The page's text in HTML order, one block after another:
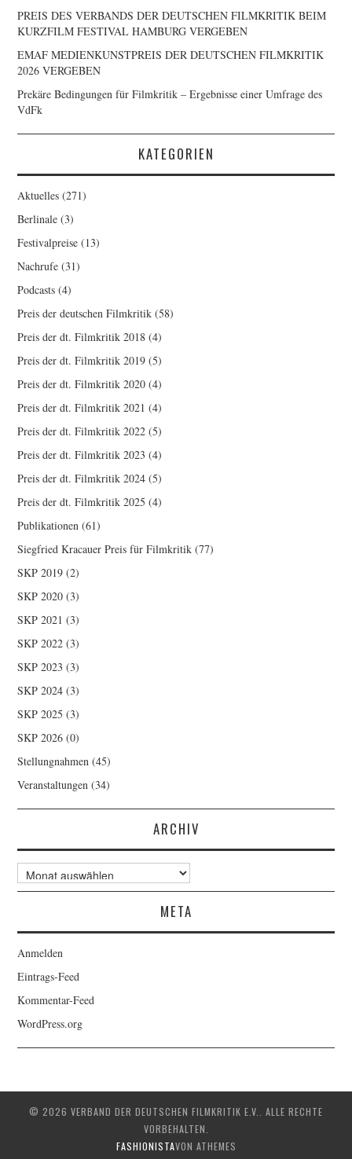
PREIS DES VERBANDS DER DEUTSCHEN FILMKRITIK BEIM
KURZFILM FESTIVAL HAMBURG VERGEBEN
EMAF MEDIENKUNSTPREIS DER DEUTSCHEN FILMKRITIK
2026 VERGEBEN
Prekäre Bedingungen für Filmkritik – Ergebnisse einer Umfrage des
VdFk
KATEGORIEN
Aktuelles (271)
Berlinale (3)
Festivalpreise (13)
Nachrufe (31)
Podcasts (4)
Preis der deutschen Filmkritik (58)
Preis der dt. Filmkritik 2018 (4)
Preis der dt. Filmkritik 2019 (5)
Preis der dt. Filmkritik 2020 (4)
Preis der dt. Filmkritik 2021 (4)
Preis der dt. Filmkritik 2022 (5)
Preis der dt. Filmkritik 2023 (4)
Preis der dt. Filmkritik 2024 (5)
Preis der dt. Filmkritik 2025 (4)
Publikationen (61)
Siegfried Kracauer Preis für Filmkritik (77)
SKP 2019 (2)
SKP 2020 (3)
SKP 2021 (3)
SKP 2022 (3)
SKP 2023 (3)
SKP 2024 (3)
SKP 2025 (3)
SKP 2026 (0)
Stellungnahmen (45)
Veranstaltungen (34)
ARCHIV
Archiv
META
Anmelden
Eintrags-Feed
Kommentar-Feed
WordPress.org
© 2026 VERBAND DER DEUTSCHEN FILMKRITIK E.V.. ALLE RECHTE
VORBEHALTEN.
FASHIONISTAVON ATHEMES